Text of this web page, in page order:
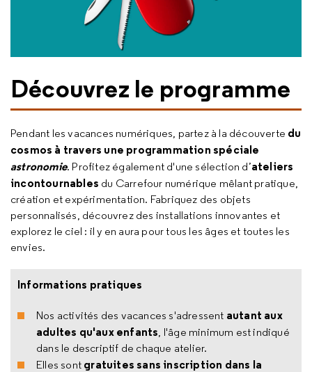
Découvrez le programme
Pendant les vacances numériques, partez à la découverte du
cosmos à travers une programmation spéciale
astronomie. Profitez également d'une sélection d’ateliers
incontournables du Carrefour numérique mêlant pratique,
création et expérimentation. Fabriquez des objets
personnalisés, découvrez des installations innovantes et
explorez le ciel : il y en aura pour tous les âges et toutes les
envies.
Informations pratiques
Nos activités des vacances s'adressent autant aux
adultes qu'aux enfants, l'âge minimum est indiqué
dans le descriptif de chaque atelier.
Elles sont gratuites sans inscription dans la